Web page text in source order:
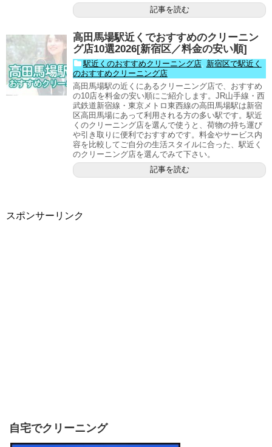
記事を読む
高田馬場駅近くでおすすめのクリーニン
グ店10選2026[新宿区／料金の安い順]
駅近くのおすすめクリーニング店, 新宿区で駅近く
のおすすめクリーニング店
高田馬場駅の近くにあるクリーニング店で、おすすめ
の10店を料金の安い順にご紹介します。JR山手線・西
武鉄道新宿線・東京メトロ東西線の高田馬場駅は新宿
区高田馬場にあって利用される方の多い駅です。駅近
くのクリーニング店を選んで使うと、荷物の持ち運び
や引き取りに便利でおすすめです。料金やサービス内
容を比較してご自分の生活スタイルに合った、駅近く
のクリーニング店を選んでみて下さい。
記事を読む
スポンサーリンク
自宅でクリーニング